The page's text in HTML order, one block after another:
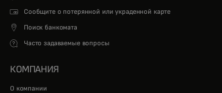
Сообщите о потерянной или украденной карте
Поиск банкомата
Часто задаваемые вопросы
КОМПАНИЯ
О компании